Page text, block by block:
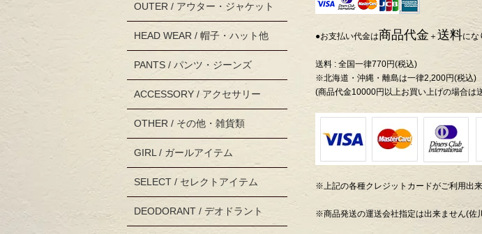
●お支払い代金は商品代金 ＋送料にな
送料 : 全国一律770円(税込)
※北海道・沖縄・離島は一律2,200円(税込)
(商品代金10000円以上お買い上げの場合は
※上記の各種クレジットカードがご利用出来
※商品発送の運送会社指定は出来ません(佐
OUTER / アウター・ジャケット
HEAD WEAR / 帽子・ハット他
PANTS / パンツ・ジーンズ
ACCESSORY / アクセサリー
OTHER / その他・雑貨類
GIRL / ガールアイテム
SELECT / セレクトアイテム
DEODORANT / デオドラント